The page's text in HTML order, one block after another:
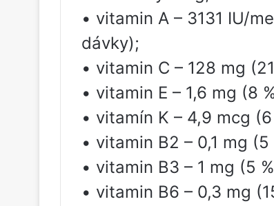
• vitamin A – 3131 IU/
dávky);
• vitamin C – 128 mg
• vitamin E – 1,6 mg (8
• vitamín K – 4,9 mcg
• vitamin B2 – 0,1 mg
• vitamin B3 – 1 mg (5
• vitamin B6 – 0,3 mg